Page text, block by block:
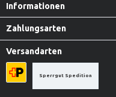
Informationen
Zahlungsarten
Versandarten
Priority A-Post
Sperrgut Spedition